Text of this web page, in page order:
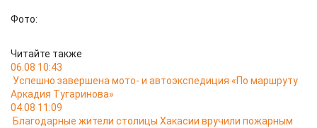
Фото:
Читайте также
06.08 10:43
Успешно завершена мото- и автоэкспедиция «По маршруту
Аркадия Тугаринова»
04.08 11:09
Благодарные жители столицы Хакасии вручили пожарным